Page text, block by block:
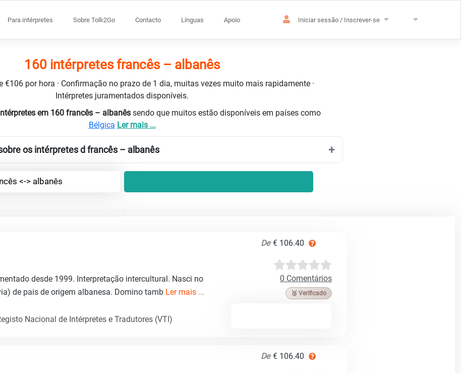
Para intérpretes Sobre Tolk2Go Contacto Línguas Apoio Iniciar sessão / Inscrever-se
160 intérpretes francês – albanês
€106 por hora · Confirmação no prazo de 1 dia, muitas vezes muito mais rapidamente ·
Intérpretes juramentados disponíveis.
em 160 francês – albanês sendo que muitos estão disponíveis em países como
Bélgica Ler mais ...
os intérpretes d francês – albanês
<-> albanês
De € 106.40
0 Comentários
🥉 Verificado
desde 1999. Interpretação intercultural. Nasci no
de pais de origem albanesa. Domino tamb Ler mais ...
Nacional de Intérpretes e Tradutores (VTI)
De € 106.40